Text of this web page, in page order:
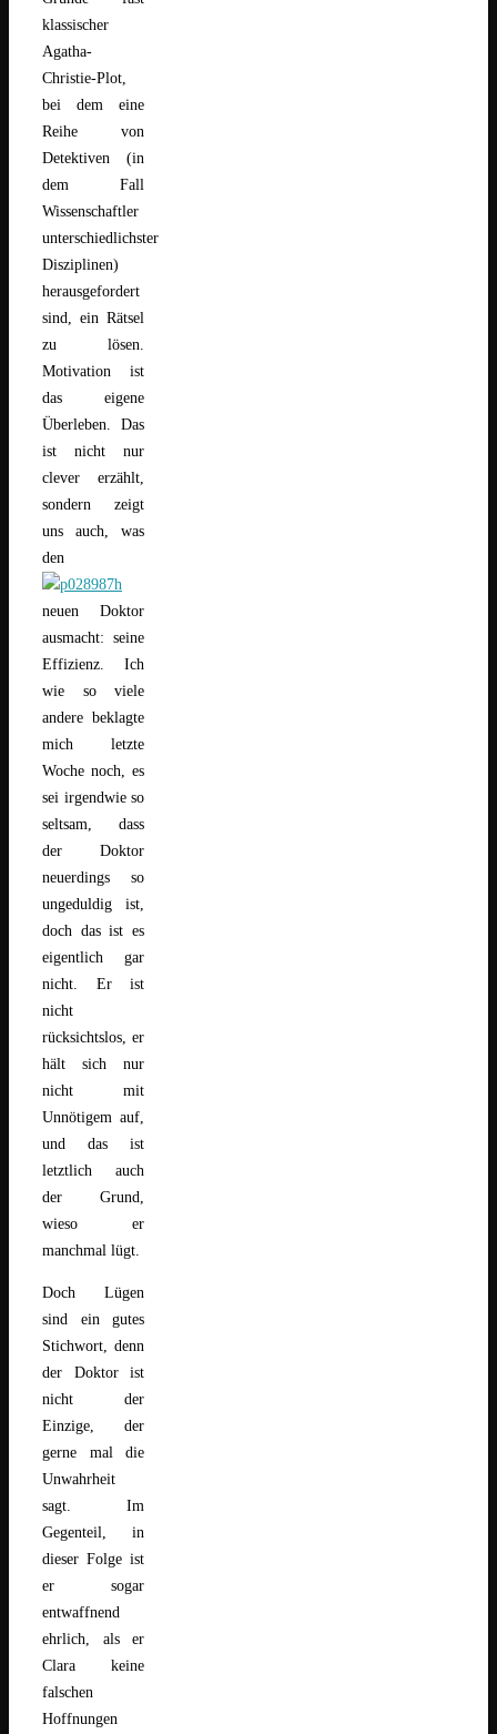
klassischer
Agatha-
Christie-Plot,
bei dem eine
Reihe von
Detektiven (in
dem Fall
Wissenschaftler
unterschiedlichster
Disziplinen)
herausgefordert
sind, ein Rätsel
zu lösen.
Motivation ist
das eigene
Überleben. Das
ist nicht nur
clever erzählt,
sondern zeigt
uns auch, was
den
neuen Doktor
ausmacht: seine
Effizienz. Ich
wie so viele
andere beklagte
mich letzte
Woche noch, es
sei irgendwie so
seltsam, dass
der Doktor
neuerdings so
ungeduldig ist,
doch das ist es
eigentlich gar
nicht. Er ist
nicht
rücksichtslos, er
hält sich nur
nicht mit
Unnötigem auf,
und das ist
letztlich auch
der Grund,
wieso er
manchmal lügt.
Doch Lügen
sind ein gutes
Stichwort, denn
der Doktor ist
nicht der
Einzige, der
gerne mal die
Unwahrheit
sagt. Im
Gegenteil, in
dieser Folge ist
er sogar
entwaffnend
ehrlich, als er
Clara keine
falschen
Hoffnungen